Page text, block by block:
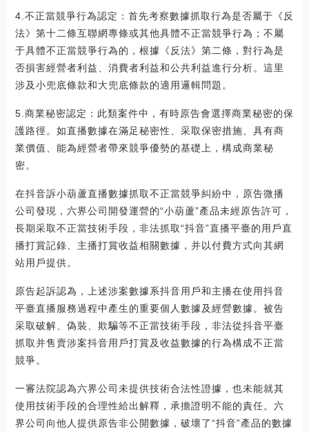
4.不正當競爭行為認定：首先考察數據抓取行為是否屬于《反
法》第十二條互聯網專條或其他具體不正當競爭行為；不屬
于具體不正當競爭行為的，根據《反法》第二條，對行為是
否損害經營者利益、消費者利益和公共利益進行分析。這里
涉及小兜底條款和大兜底條款的適用邏輯問題。
5.商業秘密認定：此類案件中，有時原告會選擇商業秘密的保
護路徑。如直播數據在滿足秘密性、采取保密措施、具有商
業價值、能為經營者帶來競爭優勢的基礎上，構成商業秘
密。
在抖音訴小葫蘆直播數據抓取不正當競爭糾紛中，原告微播
公司發現，六界公司開發運營的“小葫蘆”產品未經原告許可，
長期采取不正當技術手段，非法抓取“抖音”直播平臺的用戶直
播打賞記錄、主播打賞收益相關數據，并以付費方式向其網
站用戶提供。
原告起訴認為，上述涉案數據系抖音用戶和主播在使用抖音
平臺直播服務過程中產生的重要個人數據及經營數據。被告
采取破解、偽裝、欺騙等不正當技術手段，非法從抖音平臺
抓取并售賣涉案抖音用戶打賞及收益數據的行為構成不正當
競爭。
一審法院認為六界公司未提供技術合法性證據，也未能就其
使用技術手段的合理性給出解釋，承擔證明不能的責任。六
界公司向他人提供原告非公開數據，破壞了“抖音”產品的數據